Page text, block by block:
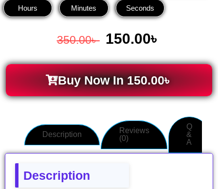
Hours Minutes Seconds
350.00৳ 150.00৳
Buy Now In150.00৳
Description
Reviews
(0)
Q
&
A
Description